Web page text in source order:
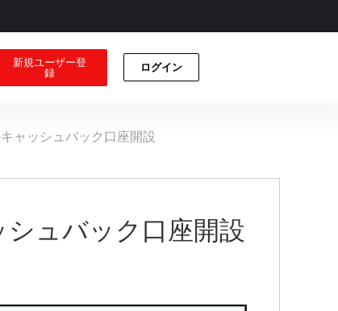
新規ユーザー登
録
ログイン
ャッシュバック口座開設
ュバック口座開設